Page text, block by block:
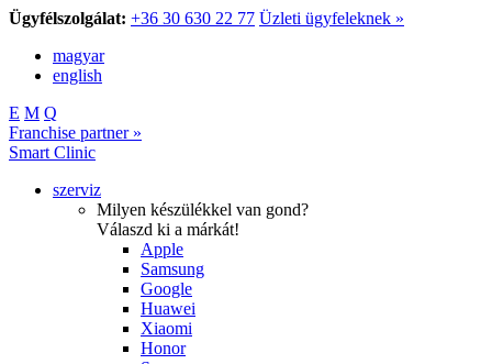
Ügyfélszolgálat: +36 30 630 22 77 Üzleti ügyfeleknek »
magyar
english
E M Q
Franchise partner »
Smart Clinic
szerviz
Milyen készülékkel van gond?
Válaszd ki a márkát!
Apple
Samsung
Google
Huawei
Xiaomi
Honor